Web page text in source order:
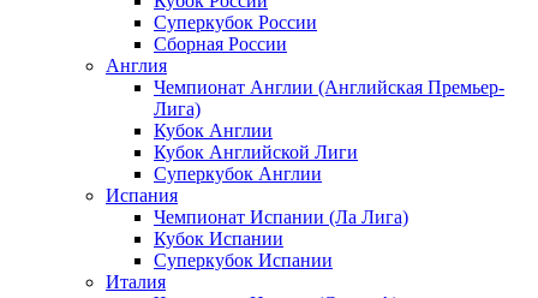
Суперкубок России
Сборная России
Англия
Чемпионат Англии (Английская Премьер-
Лига)
Кубок Англии
Кубок Английской Лиги
Суперкубок Англии
Испания
Чемпионат Испании (Ла Лига)
Кубок Испании
Суперкубок Испании
Италия